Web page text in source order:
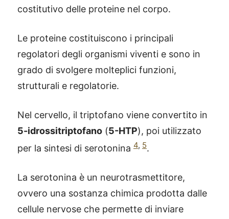
costitutivo delle proteine nel corpo.
Le proteine costituiscono i principali
regolatori degli organismi viventi e sono in
grado di svolgere molteplici funzioni,
strutturali e regolatorie.
Nel cervello, il triptofano viene convertito in
5-idrossitriptofano (5-HTP), poi utilizzato
per la sintesi di serotonina 4, 5.
La serotonina è un neurotrasmettitore,
ovvero una sostanza chimica prodotta dalle
cellule nervose che permette di inviare